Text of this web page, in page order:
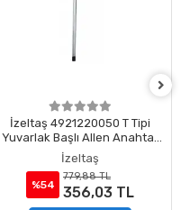
İzeltaş 4921220050 T Tipi
Yuvarlak Başlı Allen Anahtar
5 mm
İzeltaş
%54
779,88 TL
356,03 TL